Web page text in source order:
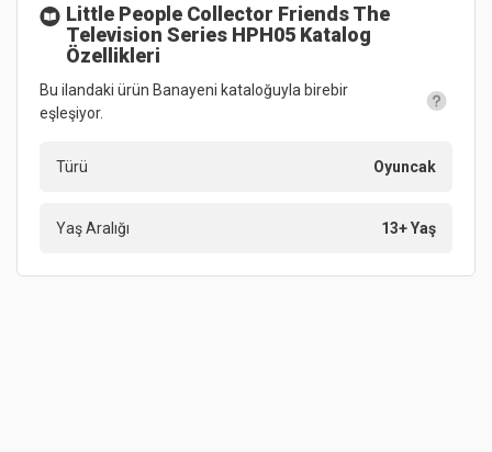
Little People Collector Friends The
Television Series HPH05 Katalog
Özellikleri
Bu ilandaki ürün Banayeni kataloğuyla birebir
eşleşiyor.
Türü Oyuncak
Yaş Aralığı 13+ Yaş